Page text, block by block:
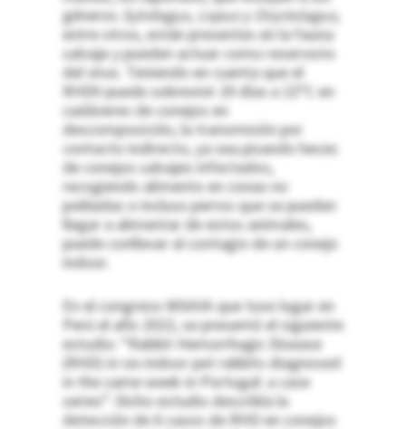
géneros Sylvilagus, Lepusy Oryctolagus,
entre otros, están presentes en la fauna
salvaje y pueden actuar como reservorio
del virus. Teniendo en cuenta que el
RHDV puede sobrevivir 20 días a 22ºC en
cadáveres de conejos en
descomposición, la transmisión por
contacto indirecto, ya sea pisando heces
de conejos salvajes infectados,
recogiendo alimento en zonas no
pobladas o incluso perros que se pueden
llegar a alimentar de estos animales,
puede conllevar al contagio de un conejo
indoor.
En el congreso WSAVA que tuvo lugar en
Perú el año 2022, se presentó el siguiente
estudio: “Rabbit Hemorrhagic Disease
(RHD) in six indoor pet rabbits diagnosed
in the same week in Portugal: a case
series”. Dicho estudio describía la
detección de 6 casos de RHD en conejos